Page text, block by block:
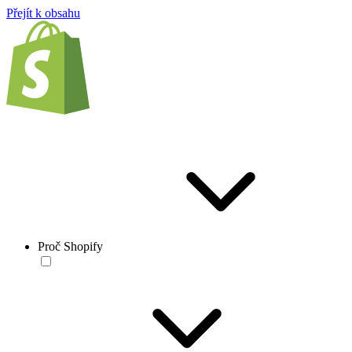
Přejít k obsahu
Proč Shopify